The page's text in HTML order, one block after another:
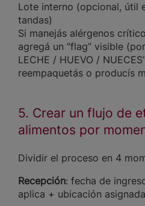
Lote interno (opcional, útil
tandas)
Si manejás alérgenos
agregá un “flag” visible
LECHE / HUEVO /
reempaquetás o producís
5. Crear un flujo de
alimentos por
Dividir el proceso en 4
Recepción: fecha de
aplica + ubicación